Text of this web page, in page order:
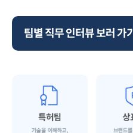
팀별 직무 인터뷰 보러 가기